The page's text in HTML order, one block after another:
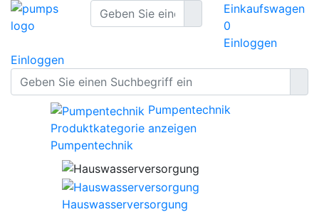
Einkaufswagen
0
Einloggen
Einloggen
Pumpentechnik
Produktkategorie anzeigen
Pumpentechnik
Hauswasserversorgung